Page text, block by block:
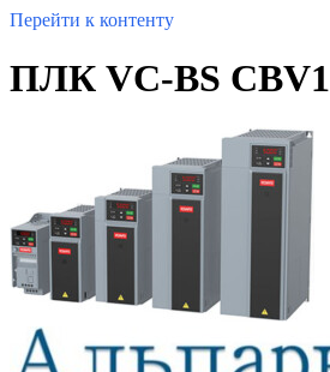
Перейти к контенту
ПЛК VC-BS